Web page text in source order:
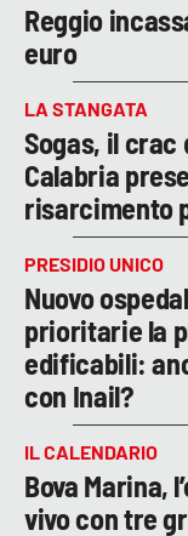
Reggio
euro
LA STANGATA
Sogas, il crac
Calabria
risarcimento
PRESIDIO UNICO
Nuovo
prioritarie la
edificabili:
con Inail?
IL CALENDARIO
Bova Marina,
vivo con tre